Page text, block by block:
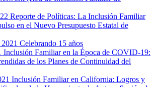
Reporte de Políticas: La Inclusión Familiar
en el Nuevo Presupuesto Estatal de
Celebrando 15 años
Inclusión Familiar en la Época de COVID-19:
de los Planes de Continuidad del
Inclusión Familiar en California: Logros y